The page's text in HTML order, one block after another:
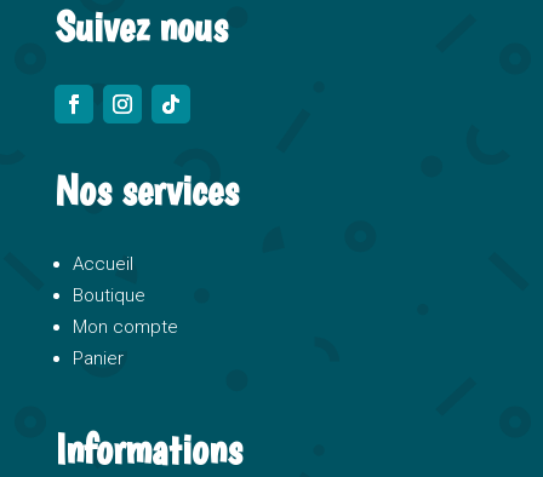
Suivez nous
Nos services
Accueil
Boutique
Mon compte
Panier
Informations